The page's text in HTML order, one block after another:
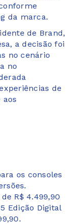
da marca.
de Brand,
a decisão foi
no cenário
no
de
aos
os consoles
R$ 4.499,90
Edição Digital